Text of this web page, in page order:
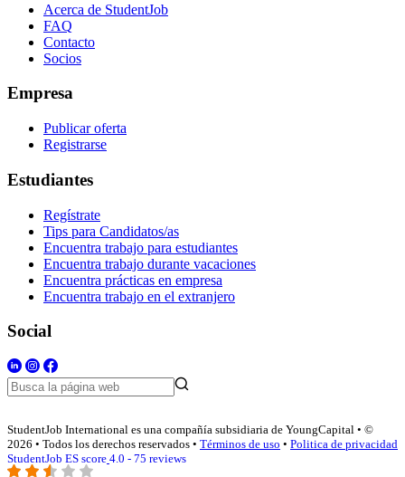
Acerca de StudentJob
FAQ
Contacto
Socios
Empresa
Publicar oferta
Registrarse
Estudiantes
Regístrate
Tips para Candidatos/as
Encuentra trabajo para estudiantes
Encuentra trabajo durante vacaciones
Encuentra prácticas en empresa
Encuentra trabajo en el extranjero
Social
StudentJob International es una compañía subsidiaria de YoungCapital • ©
2026 • Todos los derechos reservados • Términos de uso • Politica de privacidad
StudentJob ES score 4.0 - 75 reviews